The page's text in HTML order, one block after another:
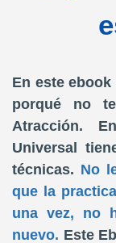
En este
porqué no
Atracción.
Universal
técnicas. No
que la
una vez, no
nuevo. Este